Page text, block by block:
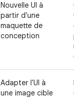
Nouvelle UI à
partir d'une
maquette de
conception
Adapter l'UI à
une image cible